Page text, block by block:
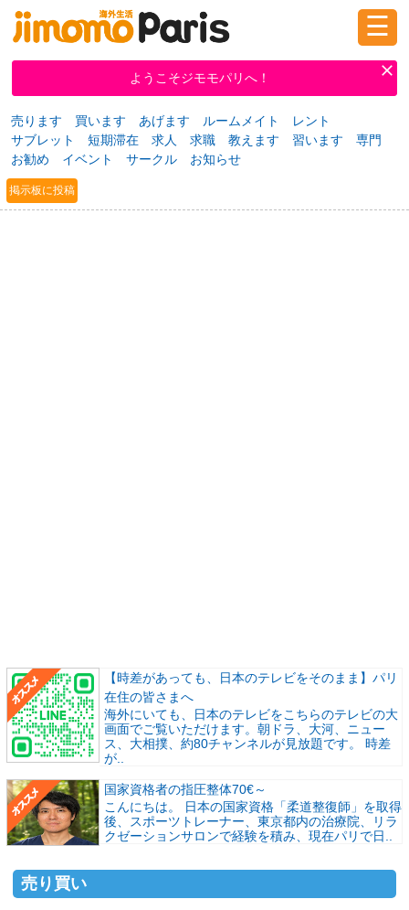
ログイン 新規登録
掲示板 タウン情報 教えて！
ニュース イベント 求人
☰
ようこそジモモパリへ！
売ります 買います あげます ルームメイト
レント
サブレット
短期滞在 求人 求職 教えます 習います
専門
お勧め
イベント サークル お知らせ
掲示板に投稿
【時差があっても、日本のテレビをそのまま】パリ
在住の皆さまへ
海外にいても、日本のテレビをこちらのテレビの大
画面でご覧いただけます。朝ドラ、大河、ニュー
ス、大相撲、約80チャンネルが見放題です。 時差
が..
国家資格者の指圧整体70€～
こんにちは。 日本の国家資格「柔道整復師」を取得
後、スポーツトレーナー、東京都内の治療院、リラ
クゼーションサロンで経験を積み、現在パリで日..
売り買い